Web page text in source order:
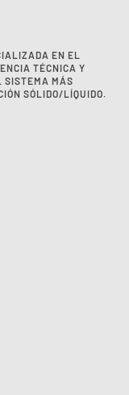
EN EL
TÉCNICA Y
SISTEMA MÁS
SÓLIDO/LÍQUIDO.